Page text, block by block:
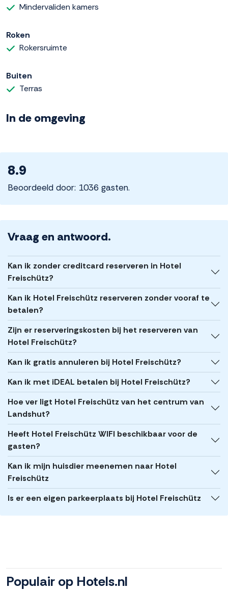
Mindervaliden kamers
Roken
Rokersruimte
Buiten
Terras
In de omgeving
8.9
Beoordeeld door: 1036 gasten.
Vraag en antwoord.
Kan ik zonder creditcard reserveren in Hotel
Freischütz?
Kan ik Hotel Freischütz reserveren zonder vooraf te
betalen?
Zijn er reserveringskosten bij het reserveren van
Hotel Freischütz?
Kan ik gratis annuleren bij Hotel Freischütz?
Kan ik met iDEAL betalen bij Hotel Freischütz?
Hoe ver ligt Hotel Freischütz van het centrum van
Landshut?
Heeft Hotel Freischütz WIFI beschikbaar voor de
gasten?
Kan ik mijn huisdier meenemen naar Hotel
Freischütz
Is er een eigen parkeerplaats bij Hotel Freischütz
Populair op Hotels.nl